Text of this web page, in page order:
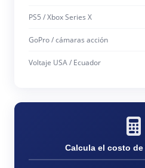
PS5 / Xbox Series X
GoPro / cámaras acción
Voltaje USA / Ecuador
Calcula el costo